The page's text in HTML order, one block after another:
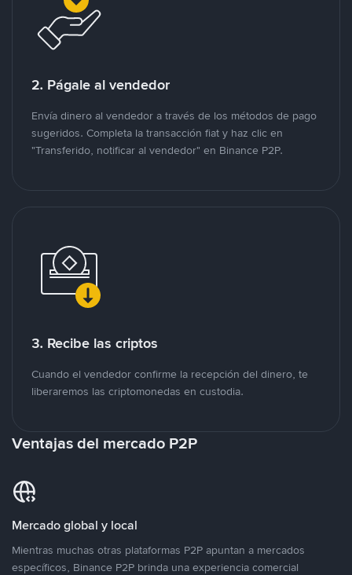
2. Págale al vendedor
Envía dinero al vendedor a través de los métodos de pago
sugeridos. Completa la transacción fiat y haz clic en
"Transferido, notificar al vendedor" en Binance P2P.
3. Recibe las criptos
Cuando el vendedor confirme la recepción del dinero, te
liberaremos las criptomonedas en custodia.
Ventajas del mercado P2P
Mercado global y local
Mientras muchas otras plataformas P2P apuntan a mercados
específicos, Binance P2P brinda una experiencia comercial